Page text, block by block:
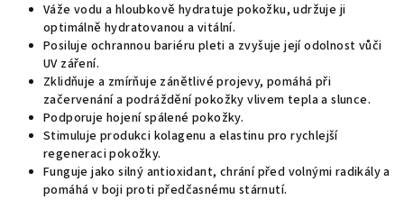
Váže vodu a hloubkově hydratuje pokožku, udržuje ji
optimálně hydratovanou a vitální.
Posiluje ochrannou bariéru pleti a zvyšuje její odolnost vůči
UV záření.
Zklidňuje a zmírňuje zánětlivé projevy, pomáhá při
začervenání a podráždění pokožky vlivem tepla a slunce.
Podporuje hojení spálené pokožky.
Stimuluje produkci kolagenu a elastinu pro rychlejší
regeneraci pokožky.
Funguje jako silný antioxidant, chrání před volnými radikály a
pomáhá v boji proti předčasnému stárnutí.